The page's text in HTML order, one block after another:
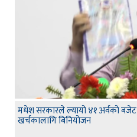
मधेश सरकारले ल्यायो ४१ अर्वको
खर्चकालागि बिनियोजन